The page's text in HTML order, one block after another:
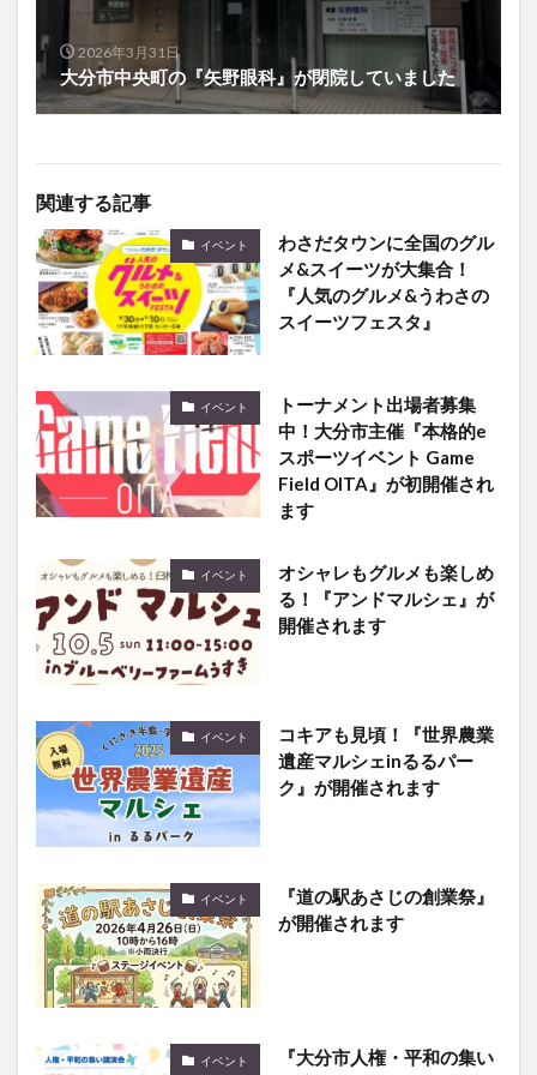
2026年3月31日
大分市中央町の『矢野眼科』が閉院していました
関連する記事
イベント
わさだタウンに全国のグル
メ&スイーツが大集合！
『人気のグルメ&うわさの
スイーツフェスタ』
イベント
トーナメント出場者募集
中！大分市主催『本格的e
スポーツイベント Game
Field OITA』が初開催され
ます
イベント
オシャレもグルメも楽しめ
る！『アンドマルシェ』が
開催されます
イベント
コキアも見頃！『世界農業
遺産マルシェinるるパー
ク』が開催されます
イベント
『道の駅あさじの創業祭』
が開催されます
イベント
『大分市人権・平和の集い